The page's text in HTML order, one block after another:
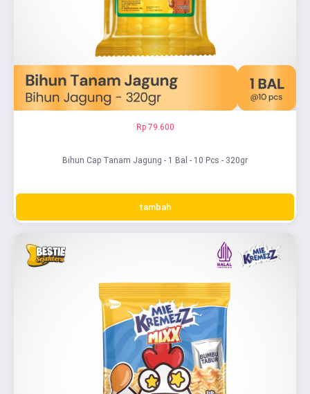
Rp 79.600
Bihun Cap Tanam Jagung - 1 Bal - 10 Pcs - 320gr
tambah